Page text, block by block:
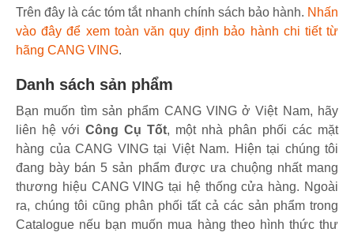
Trên đây là các tóm tắt nhanh chính sách bảo hành. Nhấn
vào đây để xem toàn văn quy định bảo hành chi tiết từ
hãng CANG VING.
Danh sách sản phẩm
Bạn muốn tìm sản phẩm CANG VING ở Việt Nam, hãy
liên hệ với Công Cụ Tốt, một nhà phân phối các mặt
hàng của CANG VING tại Việt Nam. Hiện tại chúng tôi
đang bày bán 5 sản phẩm được ưa chuộng nhất mang
thương hiệu CANG VING tại hệ thống cửa hàng. Ngoài
ra, chúng tôi cũng phân phối tất cả các sản phẩm trong
Catalogue nếu bạn muốn mua hàng theo hình thức thư